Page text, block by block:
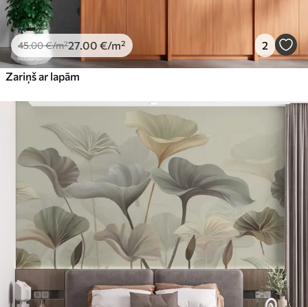
45.00€/m²27 .00 €/m² 2
Zariņš ar lapām